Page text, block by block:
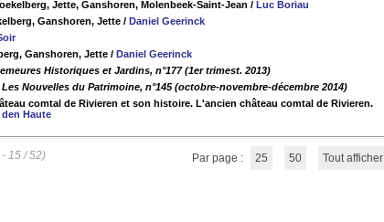
Jette, Ganshoren, Molenbeek-Saint-Jean / Luc Boriau
Ganshoren, Jette / Daniel Geerinck
Ganshoren, Jette / Daniel Geerinck
Historiques et Jardins, n°177 (1er trimest. 2013)
Nouvelles du Patrimoine, n°145 (octobre-novembre-décembre 2014)
comtal de Rivieren et son histoire. L'ancien château comtal de Rivieren.
Haute
15 / 52) Par page : 25 50 Tout afficher